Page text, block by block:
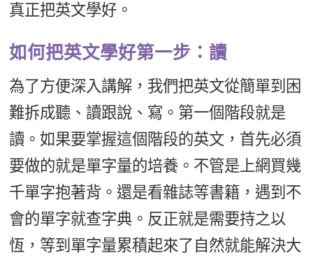
真正把英文學好。
如何把英文學好第一步：讀
為了方便深入講解，我們把英文從簡單到困
難拆成聽、讀跟說、寫。第一個階段就是
讀。如果要掌握這個階段的英文，首先必須
要做的就是單字量的培養。不管是上網買幾
千單字抱著背。還是看雜誌等書籍，遇到不
會的單字就查字典。反正就是需要持之以
恆，等到單字量累積起來了自然就能解決大